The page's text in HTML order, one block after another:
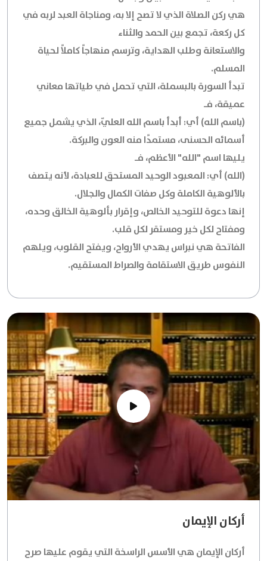
هي ركن الصلاة الذي لا تصح إلا به، ومناجاة العبد لربه في
كل ركعة، تجمع بين الحمد والثناء
والاستعانة وطلب الهداية، وترسم منهاجاً كاملاً لحياة
المسلم.
تبدأ السورة بالبسملة، التي تحمل في طياتها معاني
عميقة، فـ
(باسم الله) أي: أبدأ باسم الله العليّ، الذي يشمل جميع
أسمائه الحسنى، مستمدًا منه العون والبركة.
يليها اسم "الله" الأعظم، فـ
(الله) أي: المعبود الوحيد المستحق للعبادة، لأنه يتصف
بالألوهية الكاملة وكل صفات الكمال والجلال.
إنها دعوة للتوحيد الخالص، وإقرار بألوهية الخالق وحده،
ومفتاح لكل خير ومستقر لكل قلب.
الفاتحة هي نبراس يهدي الأرواح، ويفتح القلوب، ويلهم
النفوس طريق الاستقامة والصراط المستقيم.
أركان الإيمان
أركان الإيمان هي الأسس الراسخة التي يقوم عليها صرح